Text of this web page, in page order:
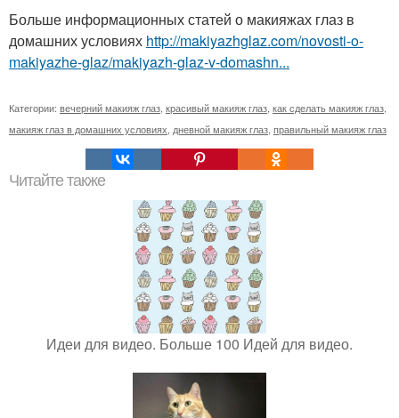
Больше информационных статей о макияжах глаз в
домашних условиях http://makiyazhglaz.com/novosti-o-
makiyazhe-glaz/makiyazh-glaz-v-domashn...
Категории: вечерний макияж глаз красивый макияж глаз как сделать макияж глаз
макияж глаз в домашних условиях дневной макияж глаз правильный макияж глаз
Читайте также
Идеи для видео. Больше 100 Идей для видео.